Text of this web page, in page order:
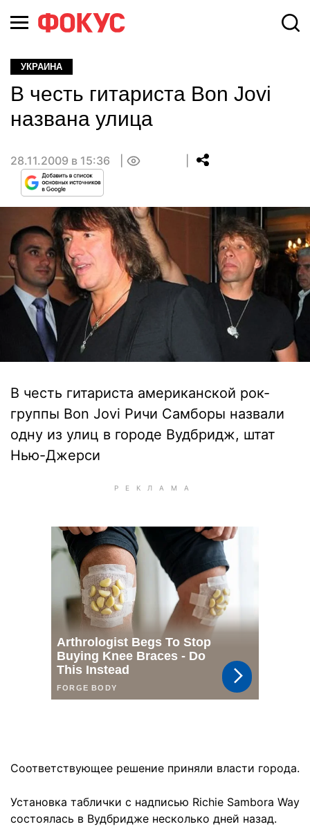
УКРАИНА
В честь гитариста Bon Jovi
названа улица
28.11.2009 в 15:36
В честь гитариста американской рок-
группы Bon Jovi Ричи Самборы назвали
одну из улиц в городе Вудбридж, штат
Нью-Джерси
Соответствующее решение приняли власти города.
Установка таблички с надписью Richie Sambora Way
состоялась в Вудбридже несколько дней назад.